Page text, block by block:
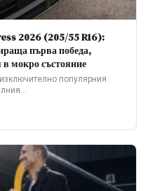
2026 (205/55 R16):
първа победа,
мокро състояние
популярния